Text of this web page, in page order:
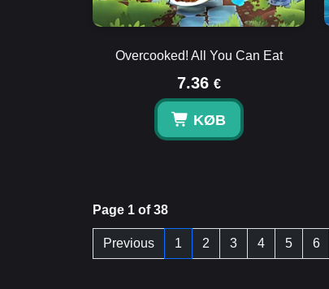
Overcooked! All You Can Eat
7.36 €
KØB
Page 1 of 38
Previous 1 2 3 4 5 6